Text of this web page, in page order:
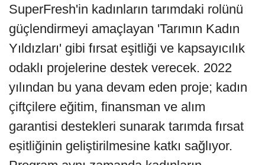
SuperFresh'in kadınların tarımdaki rolünü
güçlendirmeyi amaçlayan 'Tarımın Kadın
Yıldızları' gibi fırsat eşitliği ve kapsayıcılık
odaklı projelerine destek verecek. 2022
yılından bu yana devam eden proje; kadın
çiftçilere eğitim, finansman ve alım
garantisi destekleri sunarak tarımda fırsat
eşitliğinin geliştirilmesine katkı sağlıyor.